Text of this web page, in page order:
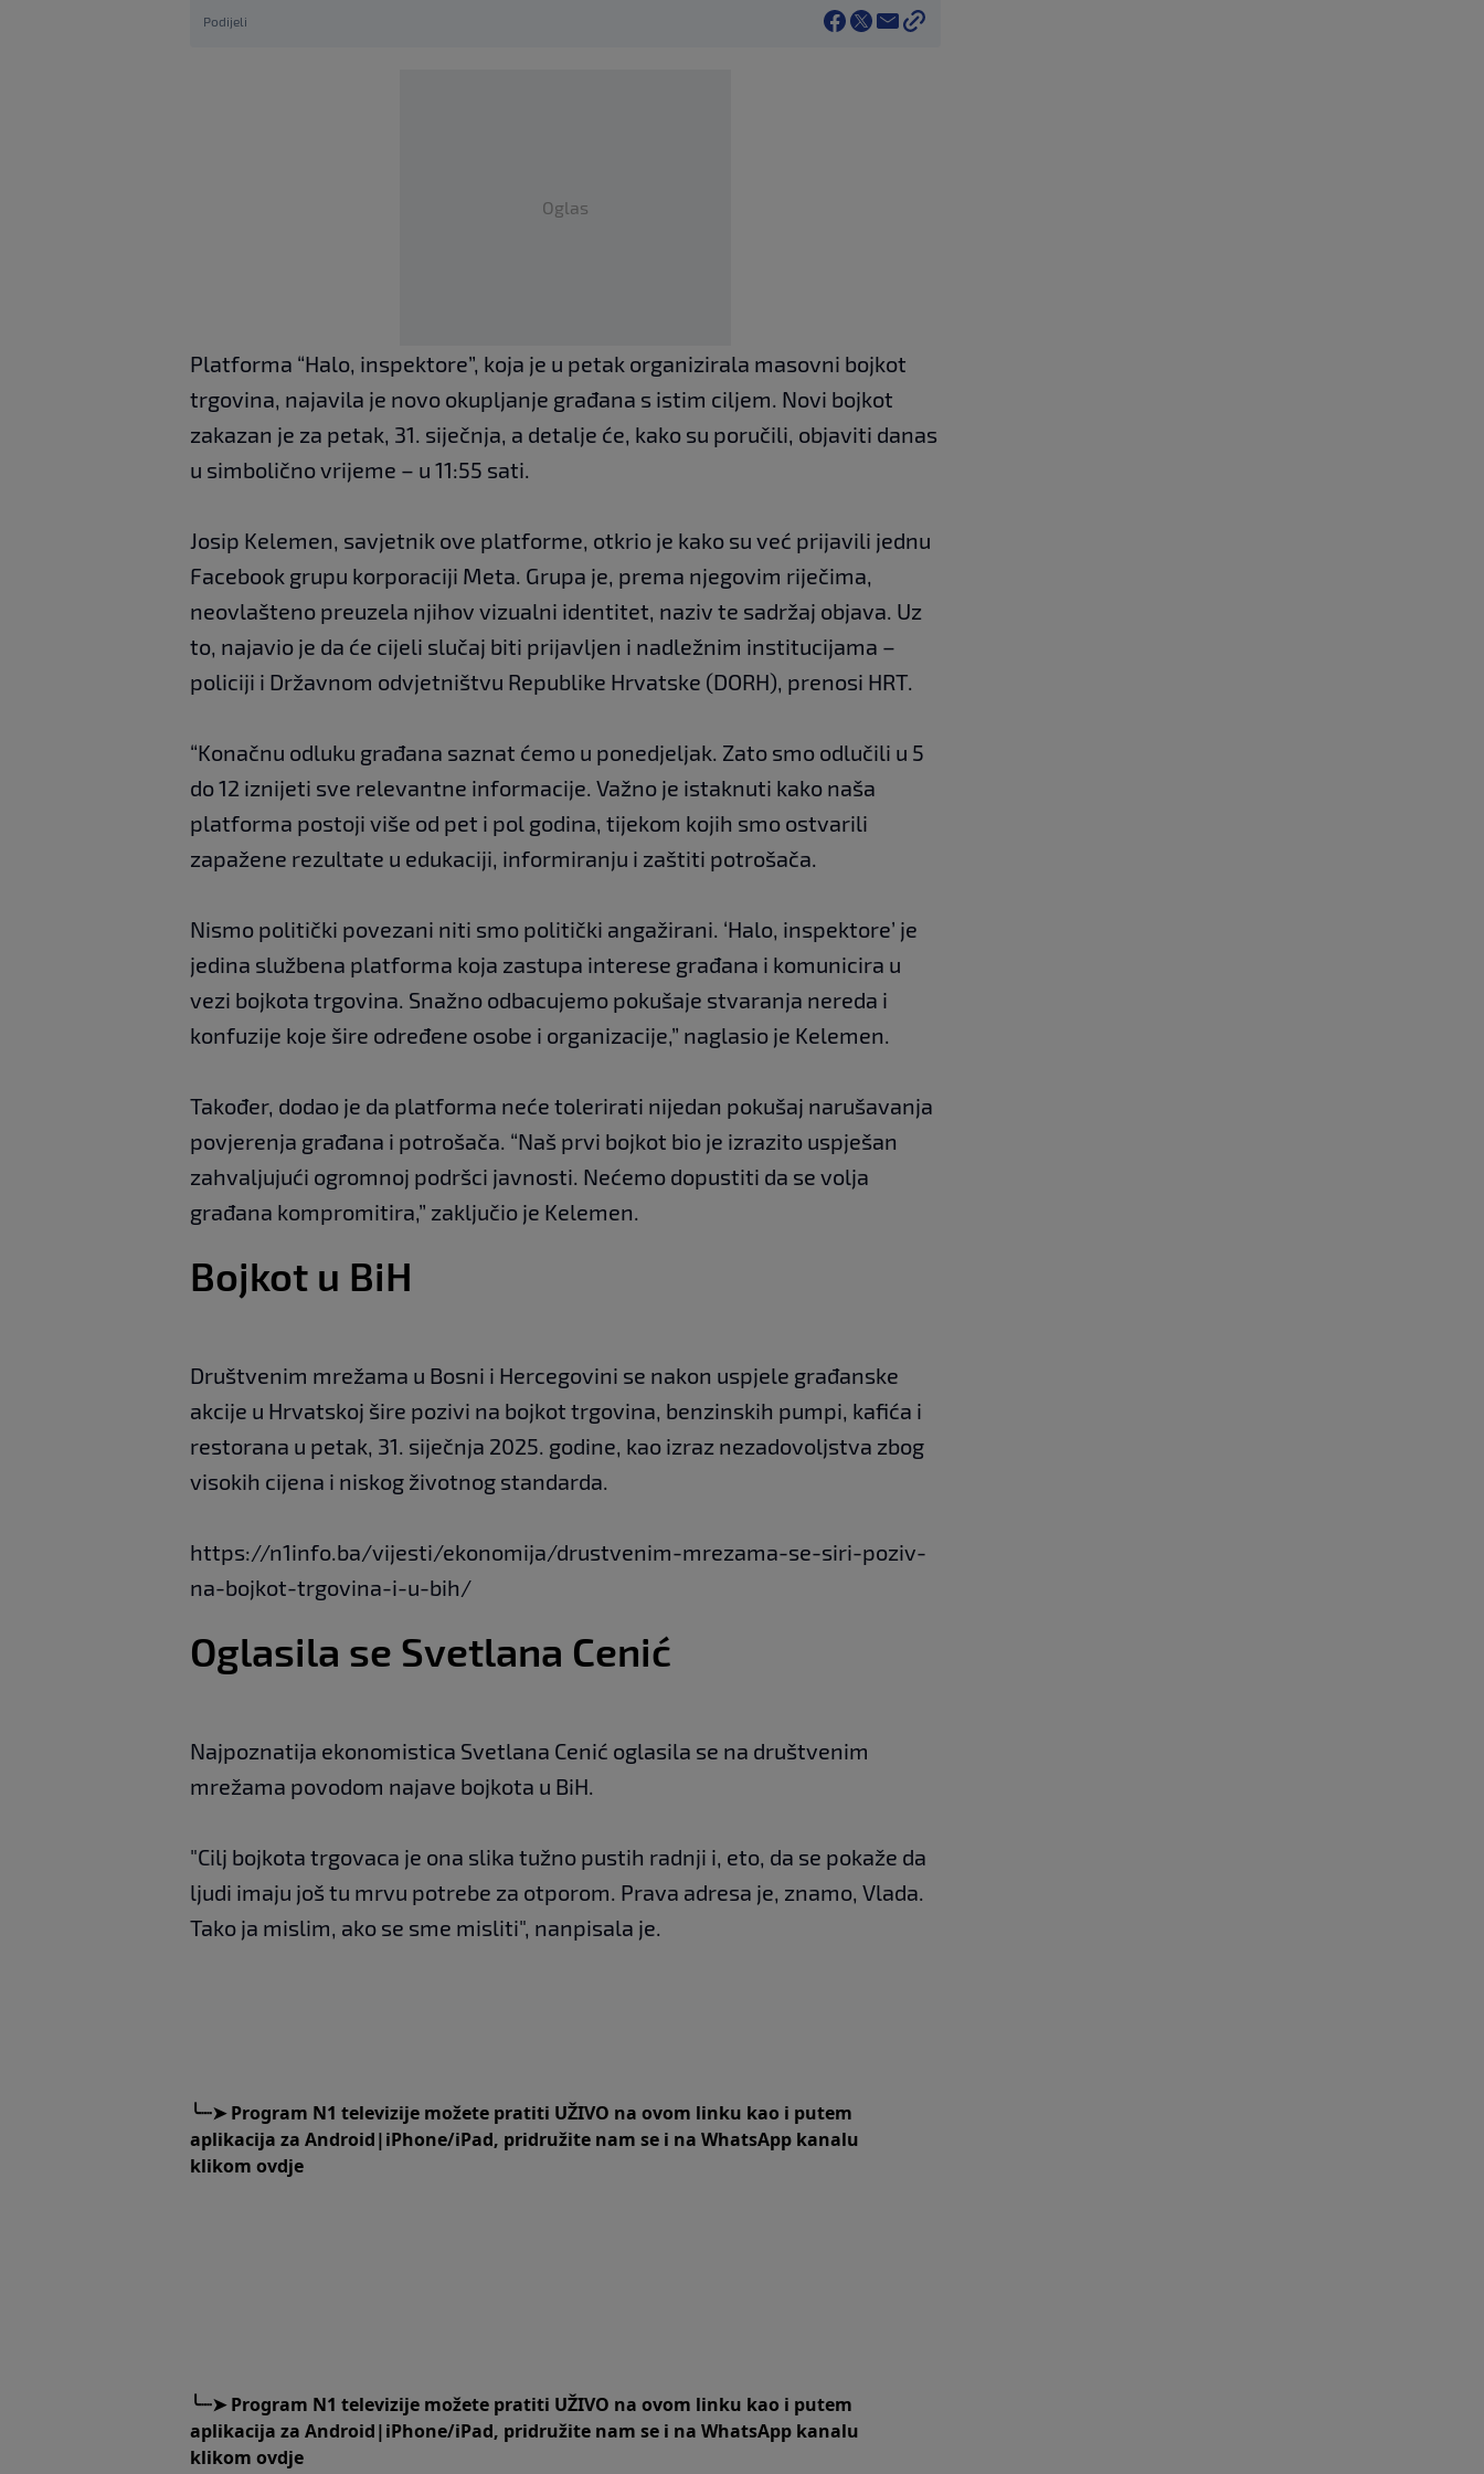
Podijeli
Oglas
Platforma “Halo, inspektore”, koja je u petak organizirala masovni bojkot
trgovina, najavila je novo okupljanje građana s istim ciljem. Novi bojkot
zakazan je za petak, 31. siječnja, a detalje će, kako su poručili, objaviti danas
u simbolično vrijeme – u 11:55 sati.
Josip Kelemen, savjetnik ove platforme, otkrio je kako su već prijavili jednu
Facebook grupu korporaciji Meta. Grupa je, prema njegovim riječima,
neovlašteno preuzela njihov vizualni identitet, naziv te sadržaj objava. Uz
to, najavio je da će cijeli slučaj biti prijavljen i nadležnim institucijama –
policiji i Državnom odvjetništvu Republike Hrvatske (DORH), prenosi HRT.
“Konačnu odluku građana saznat ćemo u ponedjeljak. Zato smo odlučili u 5
do 12 iznijeti sve relevantne informacije. Važno je istaknuti kako naša
platforma postoji više od pet i pol godina, tijekom kojih smo ostvarili
zapažene rezultate u edukaciji, informiranju i zaštiti potrošača.
Nismo politički povezani niti smo politički angažirani. ‘Halo, inspektore’ je
jedina službena platforma koja zastupa interese građana i komunicira u
vezi bojkota trgovina. Snažno odbacujemo pokušaje stvaranja nereda i
konfuzije koje šire određene osobe i organizacije,” naglasio je Kelemen.
Također, dodao je da platforma neće tolerirati nijedan pokušaj narušavanja
povjerenja građana i potrošača. “Naš prvi bojkot bio je izrazito uspješan
zahvaljujući ogromnoj podršci javnosti. Nećemo dopustiti da se volja
građana kompromitira,” zaključio je Kelemen.
Bojkot u BiH
Društvenim mrežama u Bosni i Hercegovini se nakon uspjele građanske
akcije u Hrvatskoj šire pozivi na bojkot trgovina, benzinskih pumpi, kafića i
restorana u petak, 31. siječnja 2025. godine, kao izraz nezadovoljstva zbog
visokih cijena i niskog životnog standarda.
https://n1info.ba/vijesti/ekonomija/drustvenim-mrezama-se-siri-poziv-
na-bojkot-trgovina-i-u-bih/
Oglasila se Svetlana Cenić
Najpoznatija ekonomistica Svetlana Cenić oglasila se na društvenim
mrežama povodom najave bojkota u BiH.
"Cilj bojkota trgovaca je ona slika tužno pustih radnji i, eto, da se pokaže da
ljudi imaju još tu mrvu potrebe za otporom. Prava adresa je, znamo, Vlada.
Tako ja mislim, ako se sme misliti", nanpisala je.
╰┈➤Program N1 televizije možete pratiti UŽIVO na ovom linku kao i putem
aplikacija za Android|iPhone/iPad, pridružite nam se i na WhatsApp kanalu
klikom ovdje
╰┈➤Program N1 televizije možete pratiti UŽIVO na ovom linku kao i putem
aplikacija za Android|iPhone/iPad, pridružite nam se i na WhatsApp kanalu
klikom ovdje